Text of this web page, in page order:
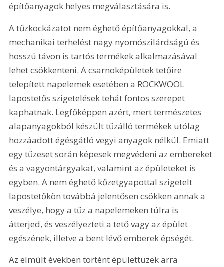
építőanyagok helyes megválasztására is.
A tűzkockázatot nem éghető építőanyagokkal, a
mechanikai terhelést nagy nyomószilárdságú és
hosszú távon is tartós termékek alkalmazásával
lehet csökkenteni. A csarnoképületek tetőire
telepített napelemek esetében a ROCKWOOL
lapostetős szigetelések tehát fontos szerepet
kaphatnak. Legfőképpen azért, mert természetes
alapanyagokból készült tűzálló termékek utólag
hozzáadott égésgátló vegyi anyagok nélkül. Emiatt
egy tűzeset során képesek megvédeni az embereket
és a vagyontárgyakat, valamint az épületeket is
egyben. A nem éghető kőzetgyapottal szigetelt
lapostetőkön továbbá jelentősen csökken annak a
veszélye, hogy a tűz a napelemeken túlra is
átterjed, és veszélyezteti a tető vagy az épület
egészének, illetve a bent lévő emberek épségét.
Az elmúlt években történt épülettüzek arra